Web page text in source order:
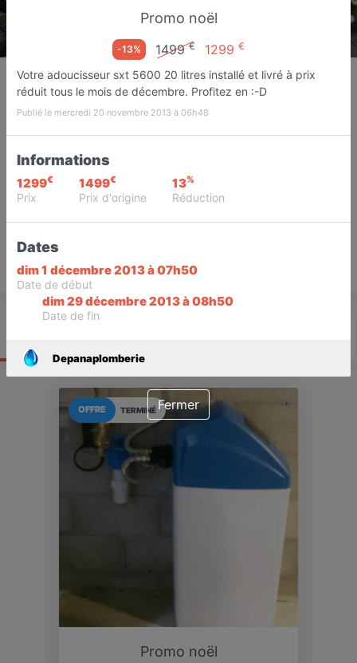
Depanaplomberie
Installateur adoucisseur d'eau
Janville
Favori
TERMINÉ
OFFRE
Promo noël
Promo noël
-13% 1499€ 1299 €
Votre adoucisseur sxt 5600 20 litres installé et livré à prix
réduit tous le mois de décembre. Profitez en :-D
Publié le mercredi 20 novembre 2013 à 06h48
Informations
1299€
Prix
1499€
Prix d'origine
13%
Réduction
Dates
dim 1 décembre 2013 à 07h50
Date de début
dim 29 décembre 2013 à 08h50
Date de fin
Depanaplomberie
Fermer